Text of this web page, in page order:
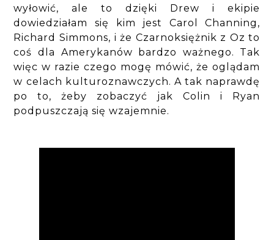
wyłowić, ale to dzięki Drew i ekipie
dowiedziałam się kim jest Carol Channing,
Richard Simmons, i że Czarnoksiężnik z Oz to
coś dla Amerykanów bardzo ważnego. Tak
więc w razie czego mogę mówić, że oglądam
w celach kulturoznawczych. A tak naprawdę
po to, żeby zobaczyć jak Colin i Ryan
podpuszczają się wzajemnie.